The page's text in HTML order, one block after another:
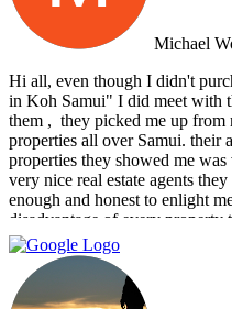
Michael
Hi all, even though I didn't
in Koh Samui" I did meet with
them , ‏ they picked me up from my hotel and took me to see
properties all over Samui. their
properties they showed me
very nice real estate agents
enough and honest to enlight
disadvantage of every
recommend them and I hope